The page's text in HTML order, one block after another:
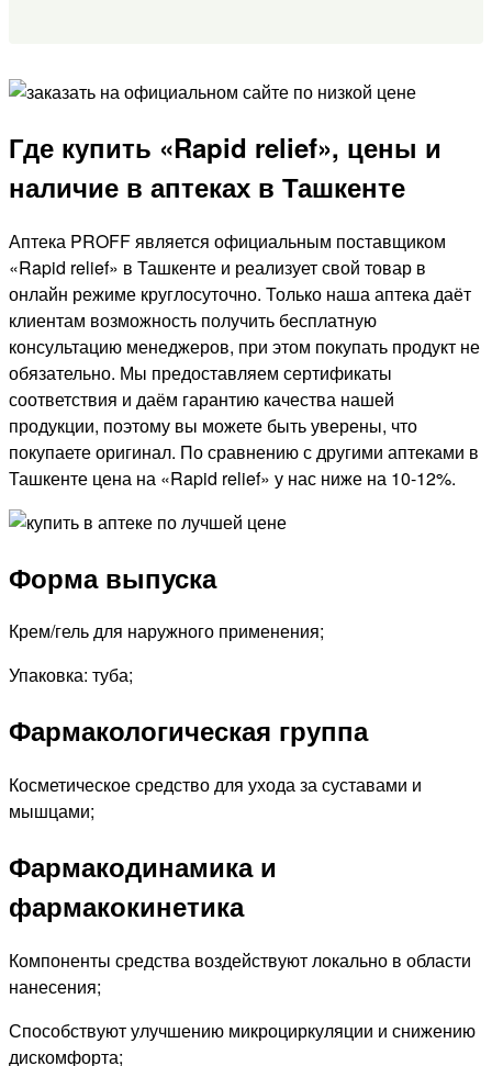
Где купить «Rapid relief», цены и
наличие в аптеках в Ташкенте
Аптека PROFF является официальным поставщиком
«Rapid relief» в Ташкенте и реализует свой товар в
онлайн режиме круглосуточно. Только наша аптека даёт
клиентам возможность получить бесплатную
консультацию менеджеров, при этом покупать продукт не
обязательно. Мы предоставляем сертификаты
соответствия и даём гарантию качества нашей
продукции, поэтому вы можете быть уверены, что
покупаете оригинал. По сравнению с другими аптеками в
Ташкенте цена на «Rapid relief» у нас ниже на 10-12%.
Форма выпуска
Крем/гель для наружного применения;
Упаковка: туба;
Фармакологическая группа
Косметическое средство для ухода за суставами и
мышцами;
Фармакодинамика и
фармакокинетика
Компоненты средства воздействуют локально в области
нанесения;
Способствуют улучшению микроциркуляции и снижению
дискомфорта;